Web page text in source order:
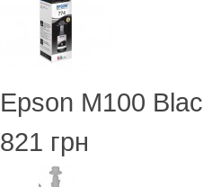
Epson M100
821 грн